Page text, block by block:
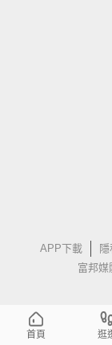
APP下載
富邦媒
首頁 逛